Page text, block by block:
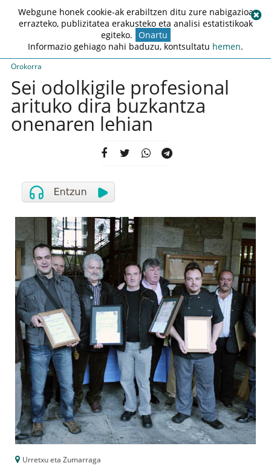
Orokorra
Sei odolkigile profesional
arituko dira buzkantza
onenaren lehian
Urretxu eta Zumarraga
Webgune honek cookie-ak erabiltzen ditu zure nabigazioa
errazteko, publizitatea erakusteko eta analisi estatistikoak
egiteko. Onartu
Informazio gehiago nahi baduzu, kontsultatu hemen.